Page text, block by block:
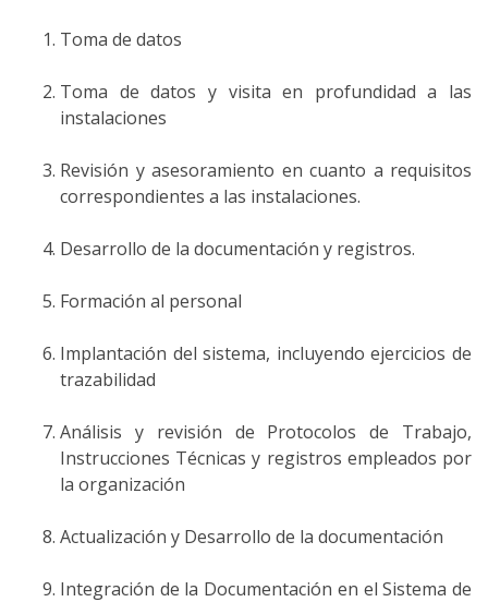
Toma de datos
Toma de datos y visita en profundidad a las
instalaciones
Revisión y asesoramiento en cuanto a requisitos
correspondientes a las instalaciones.
Desarrollo de la documentación y registros.
Formación al personal
Implantación del sistema, incluyendo ejercicios de
trazabilidad
Análisis y revisión de Protocolos de Trabajo,
Instrucciones Técnicas y registros empleados por
la organización
Actualización y Desarrollo de la documentación
Integración de la Documentación en el Sistema de